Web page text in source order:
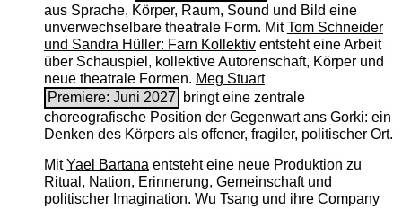
aus Sprache, Körper, Raum, Sound und Bild eine
unverwechselbare theatrale Form. MitTom Schneider
und Sandra Hüller: Farn Kollektiventsteht eine Arbeit
über Schauspiel, kollektive Autorenschaft, Körper und
neue theatrale Formen. Meg Stuart
Premiere: Juni 2027
bringt eine zentrale
choreografische Position der Gegenwart ans Gorki: ein
Denken des Körpers als offener, fragiler, politischer Ort.
MitYael Bartanaentsteht eine neue Produktion zu
Ritual, Nation, Erinnerung, Gemeinschaft und
politischer Imagination. Wu Tsang und ihre Company